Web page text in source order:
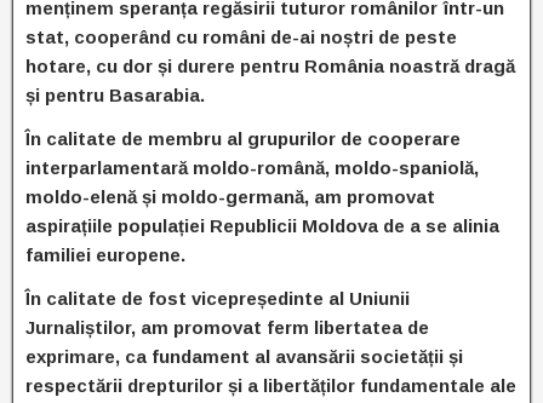
menținem speranța regăsirii tuturor românilor într-un
stat, cooperând cu români de-ai noștri de peste
hotare, cu dor și durere pentru România noastră dragă
și pentru Basarabia.
În calitate de membru al grupurilor de cooperare
interparlamentară moldo-română, moldo-spaniolă,
moldo-elenă și moldo-germană, am promovat
aspirațiile populației Republicii Moldova de a se alinia
familiei europene.
În calitate de fost vicepreședinte al Uniunii
Jurnaliștilor, am promovat ferm libertatea de
exprimare, ca fundament al avansării societății și
respectării drepturilor și a libertăților fundamentale ale